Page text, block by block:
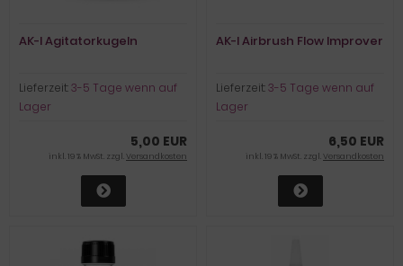
AK-I Agitatorkugeln
Lieferzeit:3-5 Tage wenn auf
Lager
5,00 EUR
inkl. 19 % MwSt. zzgl.Versandkosten
AK-I Airbrush Flow Improver
Lieferzeit:3-5 Tage wenn auf
Lager
6,50 EUR
inkl. 19 % MwSt. zzgl.Versandkosten